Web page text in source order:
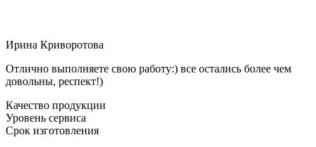
Ирина Криворотова
Отлично выполняете свою работу:) все остались более чем
довольны, респект!)
Качество продукции
Уровень сервиса
Срок изготовления